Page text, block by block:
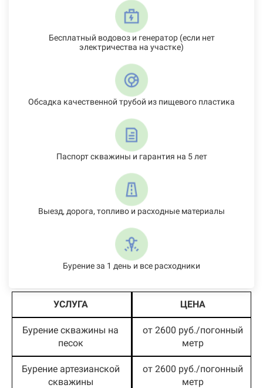
Бесплатный водовоз и генератор (если нет
электричества на участке)
Обсадка качественной трубой из пищевого пластика
Паспорт скважины и гарантия на 5 лет
Выезд, дорога, топливо и расходные материалы
Бурение за 1 день и все расходники
УСЛУГА ЦЕНА
Бурение скважины на
песок
от 2600 руб./погонный
метр
Бурение артезианской
скважины
от 2600 руб./погонный
метр